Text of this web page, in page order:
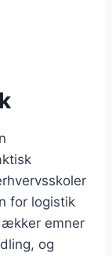
for logistik
emner
og